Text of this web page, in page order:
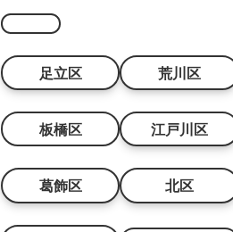
足立区 荒川区
板橋区 江戸川区
葛飾区 北区